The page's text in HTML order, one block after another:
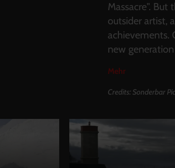
Massacre".
outsider artist,
achievements.
new
Mehr
Credits: Sonderbar